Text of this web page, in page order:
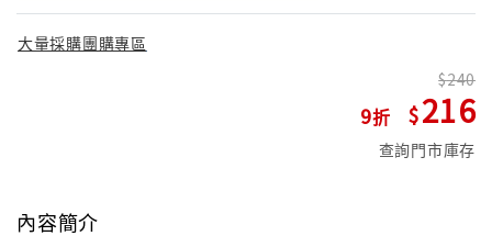
大量採購團購專區
9
240
216
查詢門市庫存
內容簡介